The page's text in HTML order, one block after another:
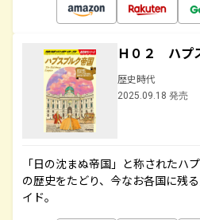
Ｈ０２ ハプ
歴史時代
2025.09.18 発売
「日の沈まぬ帝国」と称されたハ
の歴史をたどり、今なお各国に残
イド。